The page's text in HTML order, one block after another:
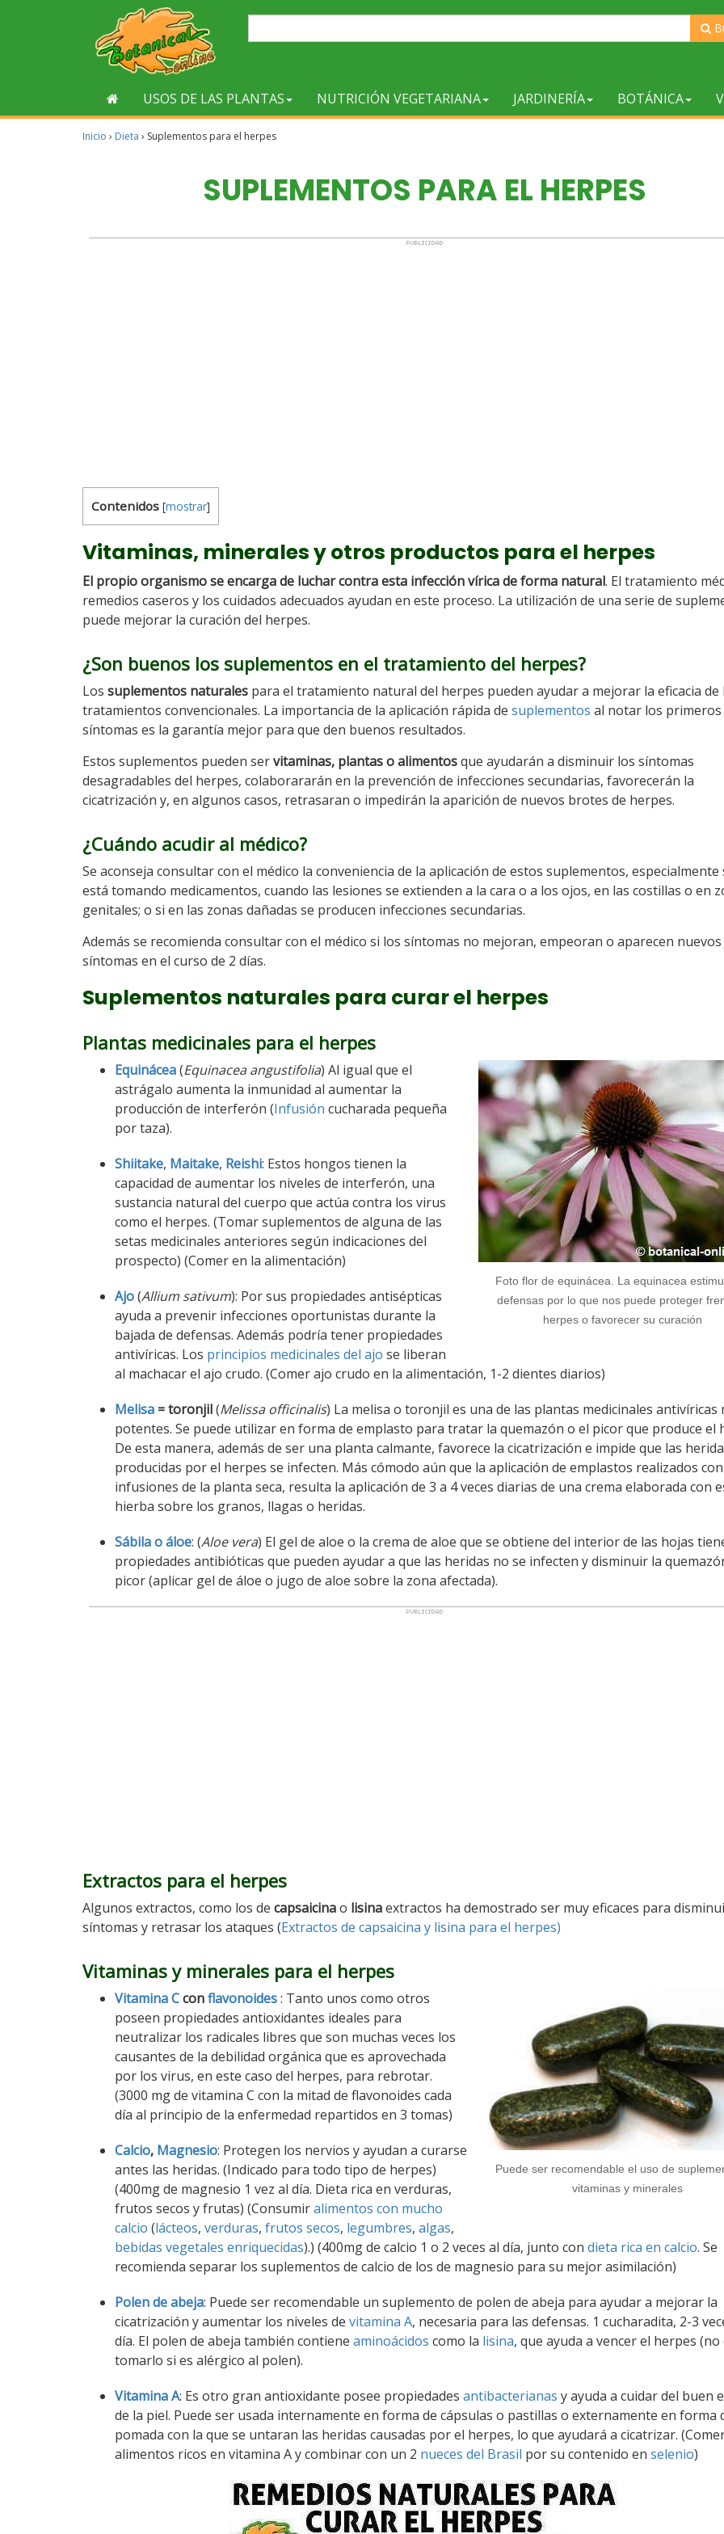
USOS DE LAS PLANTAS NUTRICIÓN VEGETARIANA JARDINERÍA BOTÁNICA
Inicio › Dieta › Suplementos para el herpes
SUPLEMENTOS PARA EL HERPES
Contenidos [mostrar]
Vitaminas, minerales y otros productos para el herpes
El propio organismo se encarga de luchar contra esta infección vírica de forma natural. El tratamiento
remedios caseros y los cuidados adecuados ayudan en este proceso. La utilización de una serie de
puede mejorar la curación del herpes.
¿Son buenos los suplementos en el tratamiento del herpes?
Los suplementos naturales para el tratamiento natural del herpes pueden ayudar a mejorar la eficacia de
tratamientos convencionales. La importancia de la aplicación rápida de suplementos al notar los primeros
síntomas es la garantía mejor para que den buenos resultados.
Estos suplementos pueden servitaminas, plantas o alimentosque ayudarán a disminuir los síntomas
desagradables del herpes, colaborararán en la prevención de infecciones secundarias, favorecerán la
cicatrización y, en algunos casos, retrasaran o impedirán la aparición de nuevos brotes de herpes.
¿Cuándo acudir al médico?
Se aconseja consultar con el médico la conveniencia de la aplicación de estos suplementos, especialmente
está tomando medicamentos, cuando las lesiones se extienden a la cara o a los ojos, en las costillas o en
genitales; o si en las zonas dañadas se producen infecciones secundarias.
Además se recomienda consultar con el médico si los síntomas no mejoran, empeoran o aparecen nuevos
síntomas en el curso de 2 días.
Suplementos naturales para curar el herpes
Plantas medicinales para el herpes
Foto flor de equinácea. La equinacea
defensas por lo que nos puede proteger
herpes o favorecer su curación
Equinácea(Equinacea angustifolia) Al igual que el
astrágalo aumenta la inmunidad al aumentar la
producción de interferón (Infusión cucharada pequeña
por taza).
Shiitake, Maitake, Reishi: Estos hongos tienen la
capacidad de aumentar los niveles de interferón, una
sustancia natural del cuerpo que actúa contra los virus
como el herpes. (Tomar suplementos de alguna de las
setas medicinales anteriores según indicaciones del
prospecto) (Comer en la alimentación)
Ajo(Allium sativum): Por sus propiedades antisépticas
ayuda a prevenir infecciones oportunistas durante la
bajada de defensas. Además podría tener propiedades
antivíricas. Los principios medicinales del ajo se liberan
al machacar el ajo crudo. (Comer ajo crudo en la alimentación, 1-2 dientes diarios)
Melisa = toronjil(Melissa officinalis) La melisa o toronjil es una de las plantas medicinales antivíricas
potentes. Se puede utilizar en forma de emplasto para tratar la quemazón o el picor que produce el
De esta manera, además de ser una planta calmante, favorece la cicatrización e impide que las
producidas por el herpes se infecten. Más cómodo aún que la aplicación de emplastos realizados
infusiones de la planta seca, resulta la aplicación de 3 a 4 veces diarias de una crema elaborada con
hierba sobre los granos, llagas o heridas.
Sábila o áloe: (Aloe vera) El gel de aloe o la crema de aloe que se obtiene del interior de las hojas
propiedades antibióticas que pueden ayudar a que las heridas no se infecten y disminuir la
picor (aplicar gel de áloe o jugo de aloe sobre la zona afectada).
Extractos para el herpes
Algunos extractos, como los de capsaicinao lisinaextractos ha demostrado ser muy eficaces para
síntomas y retrasar los ataques (Extractos de capsaicina y lisina para el herpes)
Vitaminas y minerales para el herpes
Puede ser recomendable el uso de
vitaminas y minerales
Vitamina Cconflavonoides: Tanto unos como otros
poseen propiedades antioxidantes ideales para
neutralizar los radicales libres que son muchas veces los
causantes de la debilidad orgánica que es aprovechada
por los virus, en este caso del herpes, para rebrotar.
(3000 mg de vitamina C con la mitad de flavonoides cada
día al principio de la enfermedad repartidos en 3 tomas)
Calcio, Magnesio: Protegen los nervios y ayudan a curarse
antes las heridas. (Indicado para todo tipo de herpes)
(400mg de magnesio 1 vez al día. Dieta rica en verduras,
frutos secos y frutas) (Consumiralimentos con mucho
calcio (lácteos, verduras, frutos secos, legumbres, algas,
bebidas vegetales enriquecidas).) (400mg de calcio 1 o 2 veces al día, junto con dieta rica en calcio. Se
recomienda separar los suplementos de calcio de los de magnesio para su mejor asimilación)
Polen de abeja: Puede ser recomendable un suplemento de polen de abeja para ayudar a mejorar la
cicatrización y aumentar los niveles de vitamina A, necesaria para las defensas. 1 cucharadita, 2-3
día. El polen de abeja también contiene aminoácidos como la lisina, que ayuda a vencer el herpes (no
tomarlo si es alérgico al polen).
Vitamina A: Es otro gran antioxidante posee propiedades antibacterianas y ayuda a cuidar del buen
de la piel. Puede ser usada internamente en forma de cápsulas o pastillas o externamente en forma
pomada con la que se untaran las heridas causadas por el herpes, lo que ayudará a cicatrizar.
alimentos ricos en vitamina A y combinar con un 2 nueces del Brasil por su contenido en selenio)